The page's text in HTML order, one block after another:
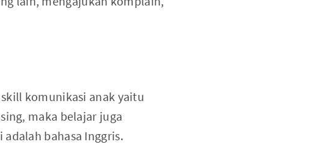
komunikasi anak yaitu
maka belajar juga
bahasa Inggris.